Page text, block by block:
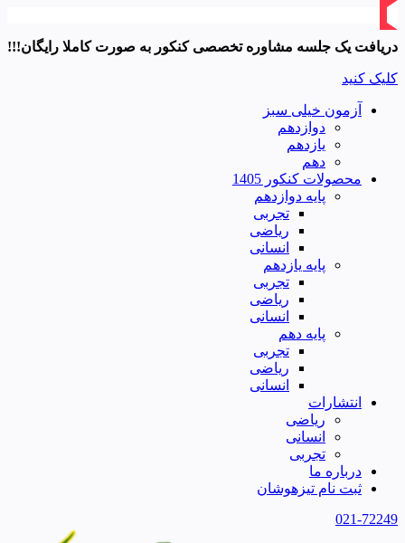
دریافت یک جلسه مشاوره تخصصی کنکور به صورت کاملا رایگان!!!
کلیک کنید
آزمون خیلی سبز
دوازدهم
یازدهم
دهم
محصولات کنکور 1405
پایه دوازدهم
تجربی
ریاضی
انسانی
پایه یازدهم
تجربی
ریاضی
انسانی
پایه دهم
تجربی
ریاضی
انسانی
انتشارات
ریاضی
انسانی
تجربی
درباره ما
ثبت نام تیزهوشان
021-72249